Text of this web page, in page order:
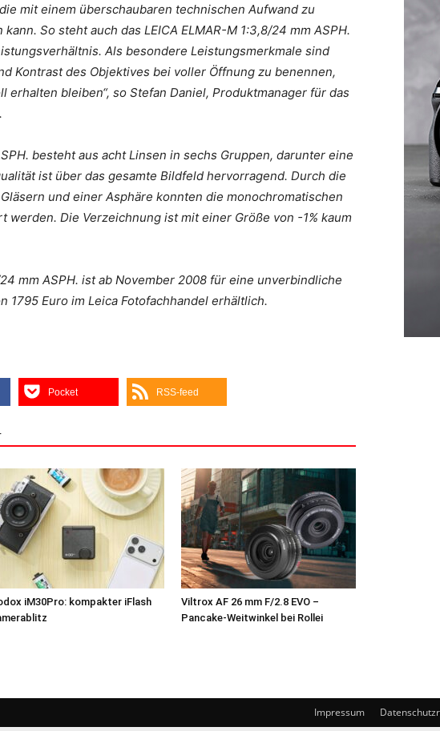
mit einem überschaubaren technischen Aufwand zu
So steht auch das LEICA ELMAR-M 1:3,8/24 mm ASPH.
Als besondere Leistungsmerkmale sind
Kontrast des Objektives bei voller Öffnung zu benennen,
erhalten bleiben“, so Stefan Daniel, Produktmanager für das
besteht aus acht Linsen in sechs Gruppen, darunter eine
ist über das gesamte Bildfeld hervorragend. Durch die
und einer Asphäre konnten die monochromatischen
Die Verzeichnung ist mit einer Größe von -1% kaum
mm ASPH. ist ab November 2008 für eine unverbindliche
1795 Euro im Leica Fotofachhandel erhältlich.
Pocket RSS-feed
iM30Pro: kompakter iFlash
Viltrox AF 26 mm F/2.8 EVO –
Pancake-Weitwinkel bei Rollei
Impressum